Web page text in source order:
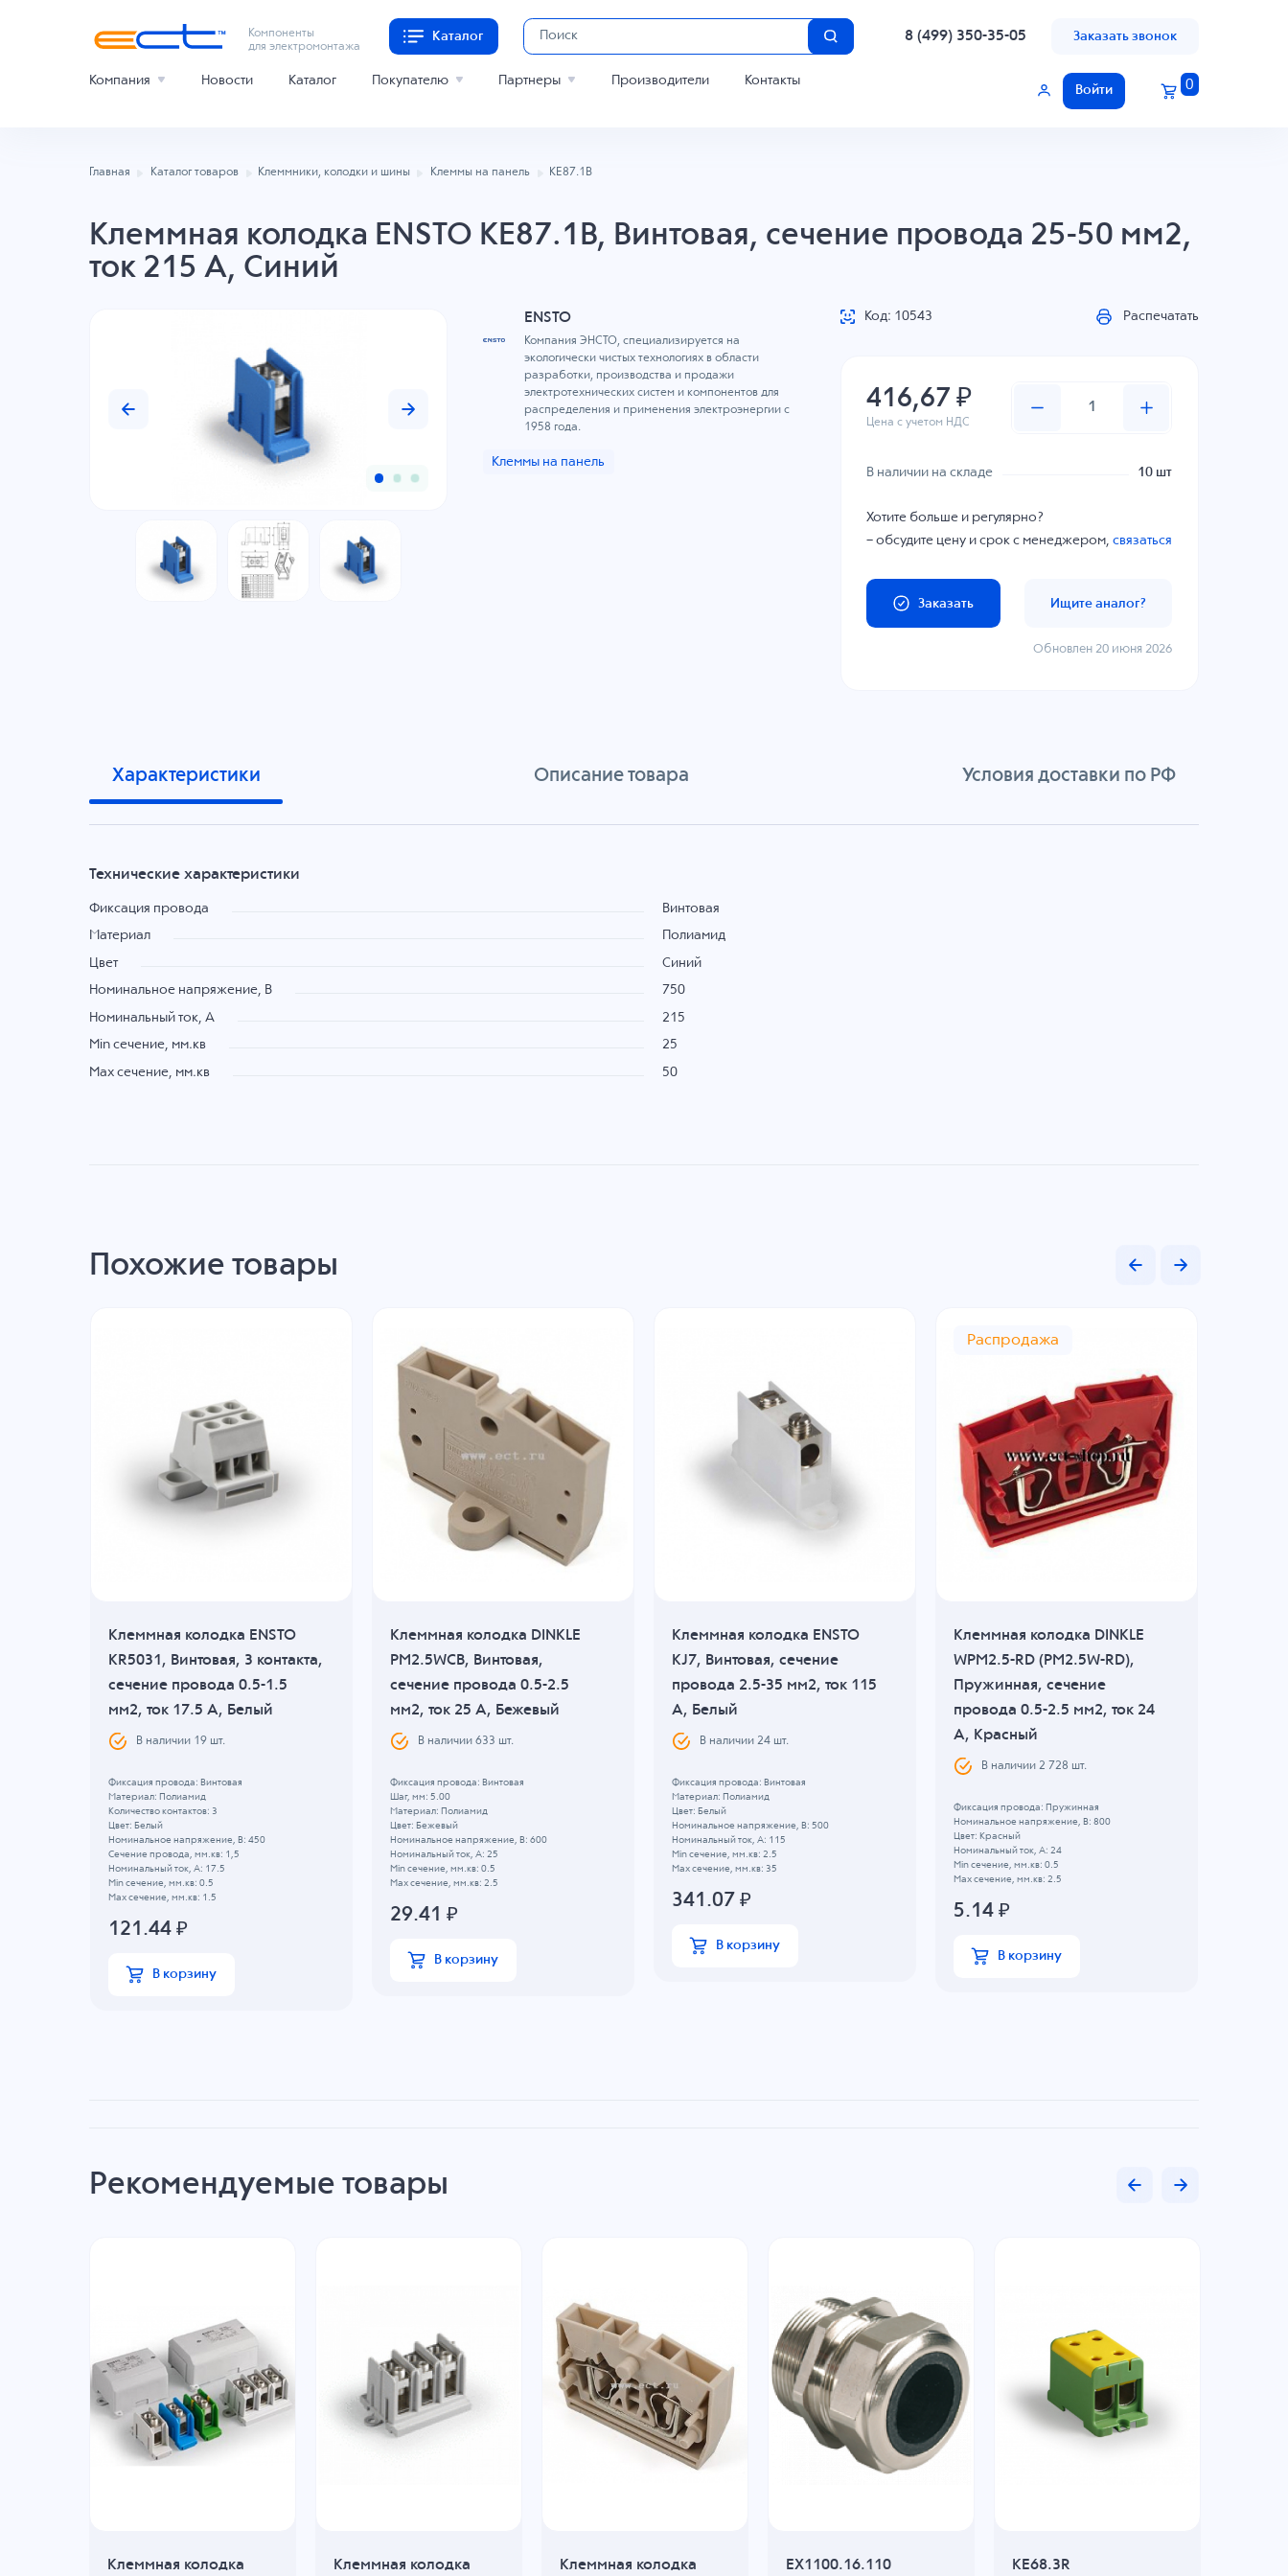
Компоненты
для электромонтажа
Каталог 8 (499) 350-35-05 Заказать звонок
Компания Новости Каталог Покупателю Партнеры Производители Контакты
Войти 0
Главная Каталог товаров Клеммники, колодки и шины Клеммы на панель KE87.1B
Клеммная колодка ENSTO KE87.1B, Винтовая, сечение провода 25-50 мм2,
ток 215 A, Синий
ENSTO
Компания ЭНСТО, специализируется на
экологически чистых технологиях в области
разработки, производства и продажи
электротехнических систем и компонентов для
распределения и применения электроэнергии с
1958 года.
Клеммы на панель
Код: 10543 Распечатать
416,67 ₽
Цена с учетом НДС
В наличии на складе 10 шт
Хотите больше и регулярно?
– обсудите цену и срок с менеджером,связаться
Заказать Ищите аналог?
Обновлен 20 июня 2026
Характеристики Описание товара Условия доставки по РФ
Технические характеристики
Фиксация провода Винтовая
Материал Полиамид
Цвет Синий
Номинальное напряжение, B 750
Номинальный ток, А 215
Min сечение, мм.кв 25
Max сечение, мм.кв 50
Похожие товары
Клеммная колодка ENSTO
KR5031, Винтовая, 3 контакта,
сечение провода 0.5-1.5
мм2, ток 17.5 A, Белый
В наличии 19шт.
Фиксация провода: Винтовая
Материал: Полиамид
Количество контактов: 3
Цвет: Белый
Номинальное напряжение, B: 450
Сечение провода, мм.кв: 1,5
Номинальный ток, А: 17.5
Min сечение, мм.кв: 0.5
Max сечение, мм.кв: 1.5
121.44₽
В корзину
Клеммная колодка DINKLE
PM2.5WCB, Винтовая,
сечение провода 0.5-2.5
мм2, ток 25 A, Бежевый
В наличии 633 шт.
Фиксация провода: Винтовая
Шаг, мм: 5.00
Материал: Полиамид
Цвет: Бежевый
Номинальное напряжение, B: 600
Номинальный ток, А: 25
Min сечение, мм.кв: 0.5
Max сечение, мм.кв: 2.5
29.41 ₽
В корзину
Клеммная колодка ENSTO
KJ7, Винтовая, сечение
провода 2.5-35 мм2, ток 115
A, Белый
В наличии 24шт.
Фиксация провода: Винтовая
Материал: Полиамид
Цвет: Белый
Номинальное напряжение, B: 500
Номинальный ток, А: 115
Min сечение, мм.кв: 2.5
Max сечение, мм.кв: 35
341.07 ₽
В корзину
Распродажа
Клеммная колодка DINKLE
WPM2.5-RD (PM2.5W-RD),
Пружинная, сечение
провода 0.5-2.5 мм2, ток 24
A, Красный
В наличии 2 728 шт.
Фиксация провода: Пружинная
Номинальное напряжение, B: 800
Цвет: Красный
Номинальный ток, А: 24
Min сечение, мм.кв: 0.5
Max сечение, мм.кв: 2.5
5.14₽
В корзину
Рекомендуемые товары
Клеммная колодка
Клеммная колодка
Клеммная колодка
EX1100.16.110 KE68.3R